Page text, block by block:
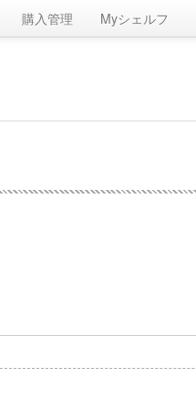
購入管理 Myシェルフ